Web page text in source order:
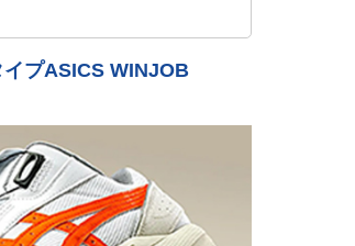
プASICS WINJOB